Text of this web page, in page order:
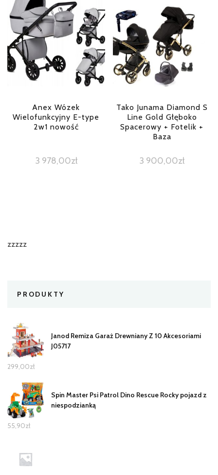
Anex Wózek
Wielofunkcyjny E-type
2w1 nowość
3 978,00zł
Tako Junama Diamond S
Line Gold Głęboko
Spacerowy + Fotelik +
Baza
3 900,00zł
zzzzz
PRODUKTY
Janod Remiza Garaż Drewniany Z 10 Akcesoriami
J05717
299,00zł
Spin Master Psi Patrol Dino Rescue Rocky pojazd z
niespodzianką
55,90zł